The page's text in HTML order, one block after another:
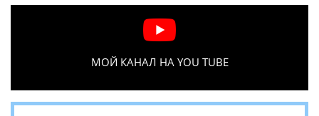
МОЙ КАНАЛ НА YOU TUBE